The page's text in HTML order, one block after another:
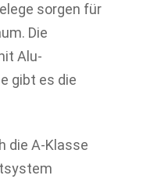
sorgen für
Die
Alu-
gibt es die
die A-Klasse